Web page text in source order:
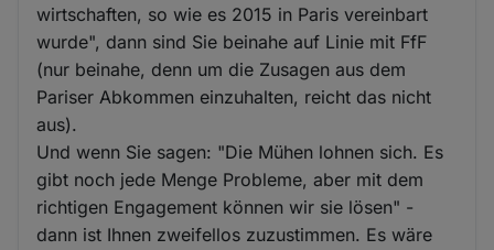
wirtschaften, so wie es 2015 in Paris vereinbart
wurde", dann sind Sie beinahe auf Linie mit FfF
(nur beinahe, denn um die Zusagen aus dem
Pariser Abkommen einzuhalten, reicht das nicht
aus).
Und wenn Sie sagen: "Die Mühen lohnen sich. Es
gibt noch jede Menge Probleme, aber mit dem
richtigen Engagement können wir sie lösen" -
dann ist Ihnen zweifellos zuzustimmen. Es wäre